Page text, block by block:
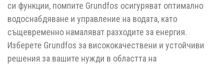
си функции, помпите Grundfos осигуряват оптимално
водоснабдяване и управление на водата, като
същевременно намаляват разходите за енергия.
Изберете Grundfos за висококачествени и устойчиви
решения за вашите нужди в областта на